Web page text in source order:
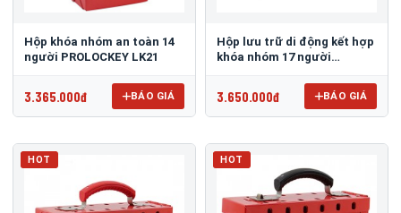
Hộp khóa nhóm an toàn 14
người PROLOCKEY LK21
3.365.000đ BÁO GIÁ
Hộp lưu trữ di động kết hợp
khóa nhóm 17 người
3.650.000đ BÁO GIÁ
HOT HOT